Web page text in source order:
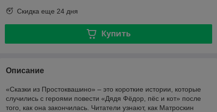
Скидка еще 24 дня
Купить
Описание
«Сказки из Простоквашино» – это короткие истории, которые
случились с героями повести «Дядя Фёдор, пёс и кот» после
того, как она закончилась. Читатели узнают, как Матроскин